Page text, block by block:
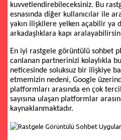
kuvvetlendirebileceksiniz. Bu
esnasında diğer kullanıcılar ile
yakın ilişkilere yelken açabilir ya
arkadaşlıklara kapı
En iyi rastgele görüntülü sohbet
canlanan partnerinizi kolaylıkla
neticesinde soluksuz bir ilişkiye
etmemizin nedeni, Google
platformları arasında en çok
sayısına ulaşan platformlar
kaynaklanmaktadır.